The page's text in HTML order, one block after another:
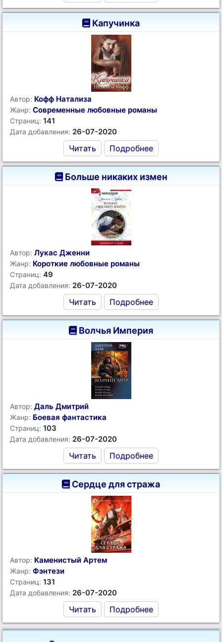
Капучинка
Автор: Кофф Натализа
Жанр: Современные любовные романы
Страниц: 141
Дата добавления: 26-07-2020
Читать Подробнее
Больше никаких измен
Автор: Лукас Дженни
Жанр: Короткие любовные романы
Страниц: 49
Дата добавления: 26-07-2020
Читать Подробнее
Волчья Империя
Автор: Даль Дмитрий
Жанр: Боевая фантастика
Страниц: 103
Дата добавления: 26-07-2020
Читать Подробнее
Сердце для стража
Автор: Каменистый Артем
Жанр: Фэнтези
Страниц: 131
Дата добавления: 26-07-2020
Читать Подробнее